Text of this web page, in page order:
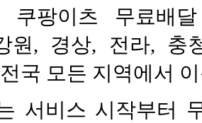
쿠팡이츠 무료배
원, 경상, 전라, 충
국 모든 지역에서
서비스 시작부터